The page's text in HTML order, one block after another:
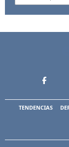
TENDENCIAS